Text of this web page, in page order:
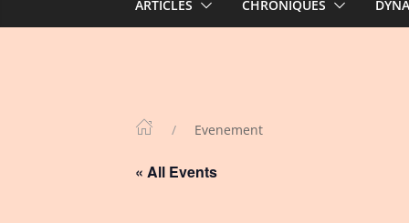
ARTICLES CHRONIQUES
Evenement
« All Events